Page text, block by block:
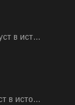
в ист...
в исто...